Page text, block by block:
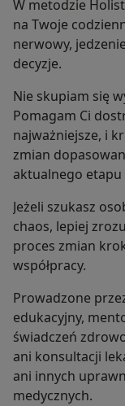
W metodzie
na Twoje
nerwowy,
decyzje.
Nie skupiam się
Pomagam Ci
najważniejsze, i
zmian
aktualnego etapu
Jeżeli szukasz
chaos, lepiej
proces zmian
współpracy.
Prowadzone
edukacyjny,
świadczeń
ani konsultacji
ani innych
medycznych.